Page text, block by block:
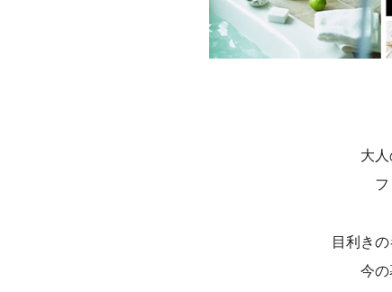
大
目利き
今